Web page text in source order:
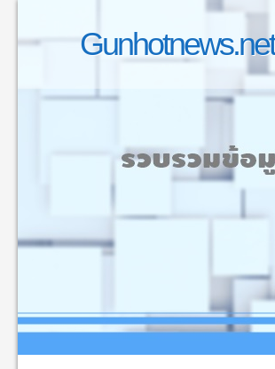
Gunhotnews.net